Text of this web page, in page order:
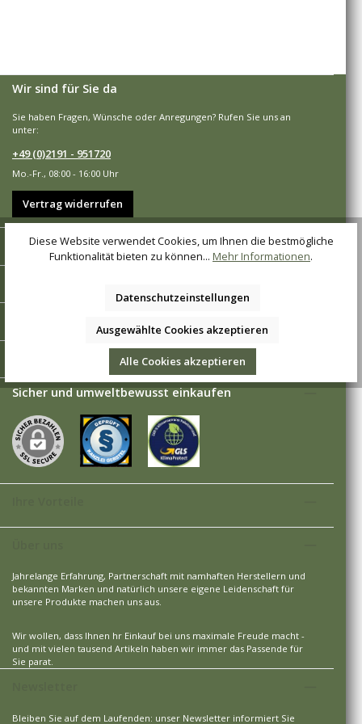
Wir sind für Sie da
Sie haben Fragen, Wünsche oder Anregungen? Rufen Sie uns an
unter:
+49 (0)2191 - 951720
Mo.-Fr., 08:00 - 16:00 Uhr
Vertrag widerrufen
Shop-Service
Sicher und umweltbewusst einkaufen
Jahrelange Erfahrung, Partnerschaft mit namhaften Herstellern und
bekannten Marken und natürlich unsere eigene Leidenschaft für
unsere Produkte machen uns aus.
Wir wollen, dass Ihnen hr Einkauf bei uns maximale Freude macht -
und mit vielen tausend Artikeln haben wir immer das Passende für
Sie parat.
Bleiben Sie auf dem Laufenden: unser Newsletter informiert Sie
Diese Website verwendet Cookies, um Ihnen die bestmögliche
Funktionalität bieten zu können... Mehr Informationen.
Datenschutzeinstellungen
Ausgewählte Cookies akzeptieren
Alle Cookies akzeptieren